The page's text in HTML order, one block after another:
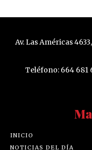
Av. Las Américas
Teléfono: 664 681
INICIO
NOTICIAS DEL DÍA